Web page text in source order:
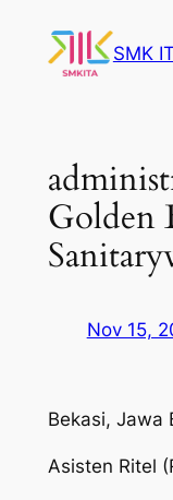
content
SMK
Golden
Nov 15,
Bekasi, Jawa
Asisten Ritel